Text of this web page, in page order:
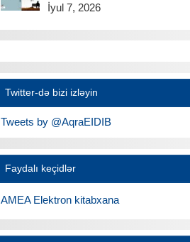
İyul 7, 2026
Twitter-də bizi izləyin
Tweets by @AqraEIDIB
Faydalı keçidlər
AMEA Elektron kitabxana